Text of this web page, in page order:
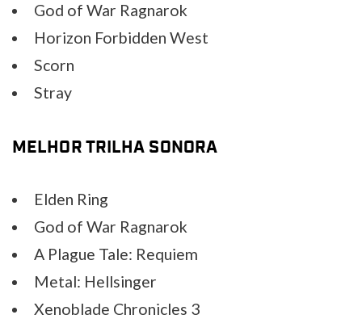
God of War Ragnarok
Horizon Forbidden West
Scorn
Stray
MELHOR TRILHA SONORA
Elden Ring
God of War Ragnarok
A Plague Tale: Requiem
Metal: Hellsinger
Xenoblade Chronicles 3